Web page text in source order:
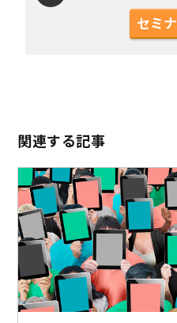
セミ
関連する記事